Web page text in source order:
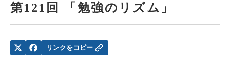
第121回 「勉強のリズム」
リンクをコピー